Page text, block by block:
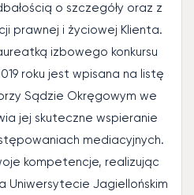
o szczegóły oraz z
prawnej i życiowej Klienta.
izbowego konkursu
roku jest wpisana na listę
Sądzie Okręgowym we
jej skuteczne wspieranie
mediacyjnych.
kompetencje, realizując
Uniwersytecie Jagiellońskim